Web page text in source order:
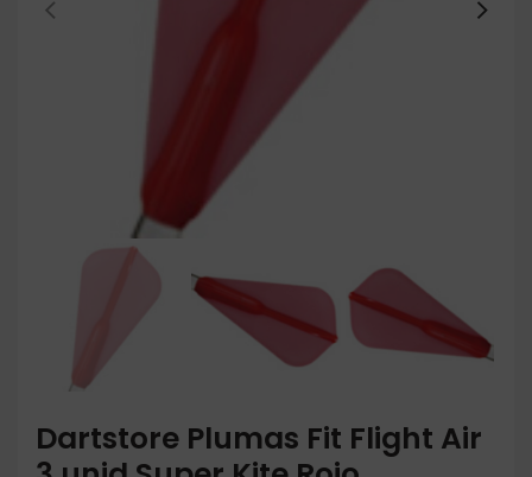
Dartstore Plumas Fit Flight Air